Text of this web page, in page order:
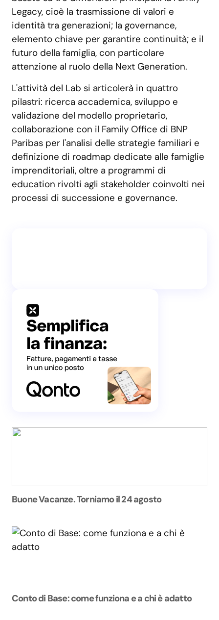
Legacy, cioè la trasmissione di valori e
identità tra generazioni; la governance,
elemento chiave per garantire continuità; e il
futuro della famiglia, con particolare
attenzione al ruolo della Next Generation.
L'attività del Lab si articolerà in quattro
pilastri: ricerca accademica, sviluppo e
validazione del modello proprietario,
collaborazione con il Family Office di BNP
Paribas per l'analisi delle strategie familiari e
definizione di roadmap dedicate alle famiglie
imprenditoriali, oltre a programmi di
education rivolti agli stakeholder coinvolti nei
processi di successione e governance.
Buone Vacanze. Torniamo il 24 agosto
Conto di Base: come funziona e a chi è adatto